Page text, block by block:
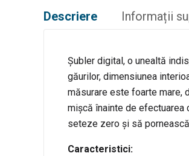
Descriere Informații
Șubler digital, o unealtă
găurilor, dimensiunea
măsurare este foarte mare,
mișcă înainte de efectuarea
seteze zero și să
Caracteristici: